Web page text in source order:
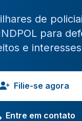
de
para
e
Filie-se agora
Entre em contato